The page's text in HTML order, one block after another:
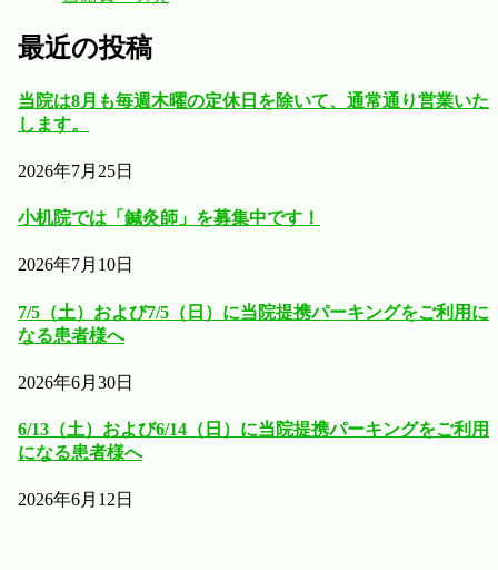
最近の投稿
当院は8月も毎週木曜の定休日を除いて、通常通り営業いた
します。
2026年7月25日
小机院では「鍼灸師」を募集中です！
2026年7月10日
7/5（土）および7/5（日）に当院提携パーキングをご利用に
なる患者様へ
2026年6月30日
6/13（土）および6/14（日）に当院提携パーキングをご利用
になる患者様へ
2026年6月12日